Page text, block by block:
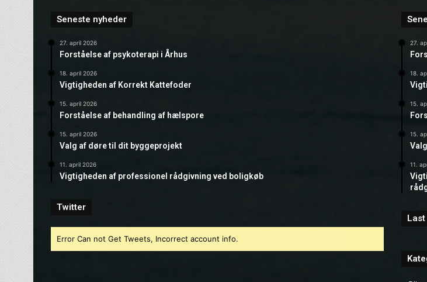
Seneste nyheder
27. april 2026
Forståelse af psykoterapi i Århus
18. april 2026
Vigtigheden af Korrekt Kattefoder
15. april 2026
Forståelse af behandling af hælspore
15. april 2026
Valg af døre til dit byggeprojekt
11. april 2026
Vigtigheden af professionel rådgivning ved boligkøb
Twitter
Error Can not Get Tweets, Incorrect account info.
27.
18.
15.
15.
11.